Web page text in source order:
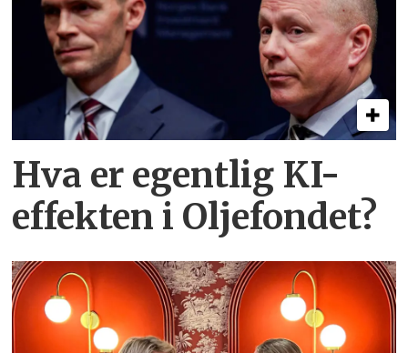
Hva er egentlig KI-
effekten i Oljefondet?